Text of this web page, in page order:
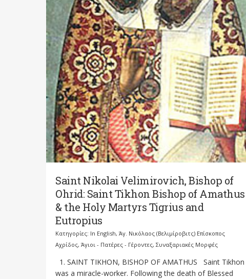
Saint Nikolai Velimirovich, Bishop of
Ohrid: Saint Tikhon Bishop of Amathus
& the Holy Martyrs Tigrius and
Eutropius
Κατηγορίες: In English, Άγ. Νικόλαος (Βελιμίροβιτς) Επίσκοπος
Αχρίδος, Άγιοι - Πατέρες - Γέροντες, Συναξαριακές Μορφές
1. SAINT TIKHON, BISHOP OF AMATHUS Saint Tikhon
was a miracle-worker. Following the death of Blessed